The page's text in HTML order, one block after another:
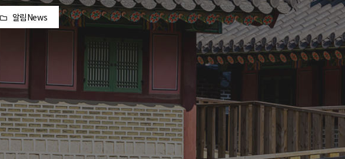
알림News